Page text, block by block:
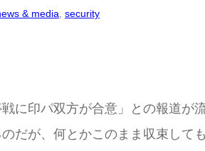
& media security
に印パ双方が合意」との報道
だが、何とかこのまま収束して